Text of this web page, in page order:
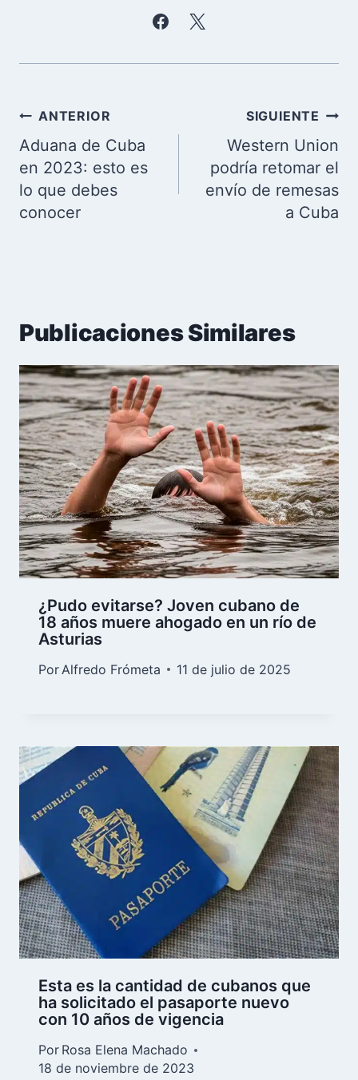
Navegación
de
entradas
ANTERIOR
Aduana de Cuba
en 2023: esto es
lo que debes
conocer
SIGUIENTE
Western Union
podría retomar el
envío de remesas
a Cuba
Publicaciones Similares
¿Pudo evitarse? Joven cubano de
18 años muere ahogado en un río de
Asturias
Por Alfredo Frómeta 11 de julio de 2025
Esta es la cantidad de cubanos que
ha solicitado el pasaporte nuevo
con 10 años de vigencia
Por Rosa Elena Machado
18 de noviembre de 2023